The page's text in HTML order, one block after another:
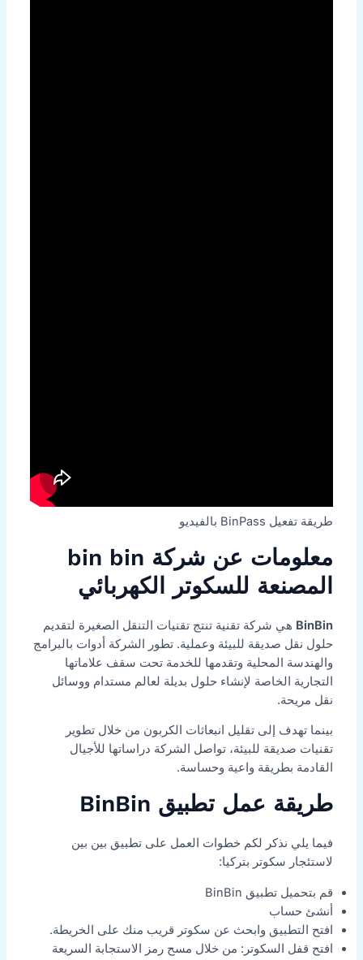
طريقة تفعيل BinPass بالفيديو
معلومات عن شركة bin bin
المصنعة للسكوتر الكهربائي
BinBin هي شركة تقنية تنتج تقنيات التنقل الصغيرة لتقديم
حلول نقل صديقة للبيئة وعملية. تطور الشركة أدوات بالبرامج
والهندسة المحلية وتقدمها للخدمة تحت سقف علاماتها
التجارية الخاصة لإنشاء حلول بديلة لعالم مستدام ووسائل
نقل مريحة.
بينما تهدف إلى تقليل انبعاثات الكربون من خلال تطوير
تقنيات صديقة للبيئة، تواصل الشركة دراساتها للأجيال
القادمة بطريقة واعية وحساسة.
طريقة عمل تطبيق BinBin
فيما يلي نذكر لكم خطوات العمل على تطبيق بين بين
لاستئجار سكوتر بتركيا:
قم بتحميل تطبيق BinBin
أنشئ حساب
افتح التطبيق وابحث عن سكوتر قريب منك على الخريطة.
افتح قفل السكوتر: من خلال مسح رمز الاستجابة السريعة